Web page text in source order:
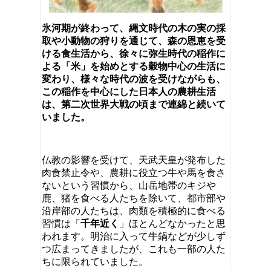
氷河期が終わって、縄文時代の木の実の採
取や小動物の狩りを通じて、森の恩恵を受
ける食生活から、徐々に弥生時代の稲作に
よる「米」を始めとする穀物中心の生活に
変わり、様々な時代の波を受けながらも、
この稲作を中心にした日本人の農耕生活
は、第二次世界大戦の頃まで連綿と続いて
いました。
仏教の影響を受けて、天武天皇が発布した
肉食禁止令や、農耕に役立つ牛や馬を食さ
ないという習慣から、山岳地帯のキジや
鹿、猪を食べる人たちを除いて、都市部や
沿岸部の人たちは、肉類を積極的に食べる
習慣は「 千年近く 」ほとんどなかったと思
われます。明治に入って牛鍋などが少しず
つ広まってきましたが、これも一部の人た
ちに限られていました。